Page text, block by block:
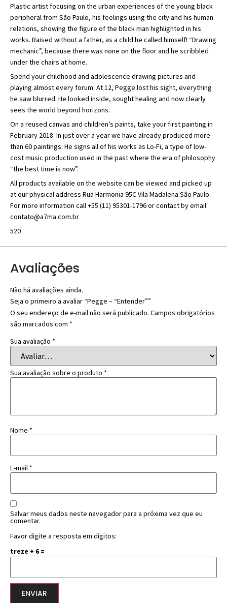
Plastic artist focusing on the urban experiences of the young black
peripheral from São Paulo, his feelings using the city and his human
relations, showing the figure of the black man highlighted in his
works. Raised without a father, as a child he called himself! “Drawing
mechanic”, because there was none on the floor and he scribbled
under the chairs at home.
Spend your childhood and adolescence drawing pictures and
playing almost every forum. At 12, Pegge lost his sight, everything
he saw blurred. He looked inside, sought healing and now clearly
sees the world beyond horizons.
On a reused canvas and children’s paints, take your first painting in
February 2018. In just over a year we have already produced more
than 60 paintings. He signs all of his works as Lo-Fi, a type of low-
cost music production used in the past where the era of philosophy
“the best time is now”.
All products available on the website can be viewed and picked up
at our physical address Rua Harmonia 95C Vila Madalena São Paulo.
For more information call +55 (11) 95301-1796 or contact by email:
contato@a7ma.com.br
520
Avaliações
Não há avaliações ainda.
Seja o primeiro a avaliar “Pegge – “Entender””
O seu endereço de e-mail não será publicado. Campos obrigatórios
são marcados com *
Sua avaliação *
Sua avaliação sobre o produto *
Nome *
E-mail *
Salvar meus dados neste navegador para a próxima vez que eu
comentar.
Favor digite a resposta em dígitos:
treze + 6 =